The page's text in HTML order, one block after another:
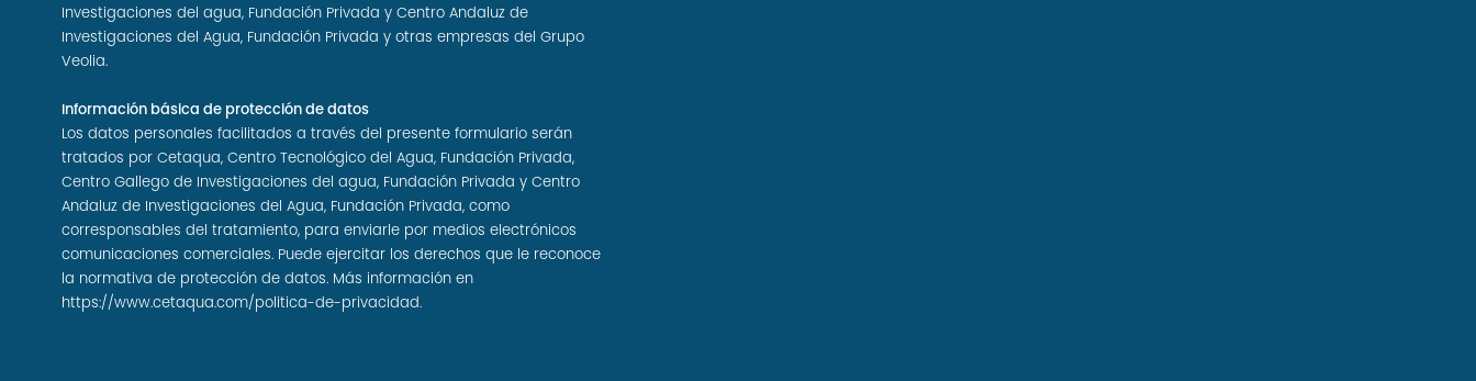
Investigaciones del agua, Fundación Privada y Centro Andaluz de
Investigaciones del Agua, Fundación Privada y otras empresas del Grupo
Veolia.
Información básica de protección de datos
Los datos personales facilitados a través del presente formulario serán
tratados por Cetaqua, Centro Tecnológico del Agua, Fundación Privada,
Centro Gallego de Investigaciones del agua, Fundación Privada y Centro
Andaluz de Investigaciones del Agua, Fundación Privada, como
corresponsables del tratamiento, para enviarle por medios electrónicos
comunicaciones comerciales. Puede ejercitar los derechos que le reconoce
la normativa de protección de datos. Más información en
https://www.cetaqua.com/politica-de-privacidad.